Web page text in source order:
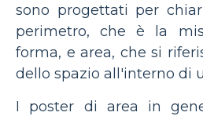
sono progettati per
perimetro, che è la
forma, e area, che si
dello spazio all'interno di
I poster di area in